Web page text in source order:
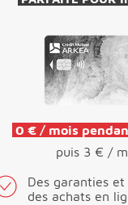
0 € / mois
puis 3 € /
Des garanties
des achats en